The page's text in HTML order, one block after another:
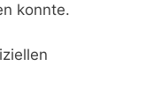
konnte.